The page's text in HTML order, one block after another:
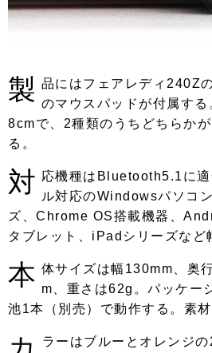
製 品にはフェアレディ240Z
のマウスパッドが付属す
8cmで、2種類のうちどちらか
る。
対 応機種はBluetooth5.1に
ル対応のWindowsパソコ
ズ、Chrome OS搭載機器、
タブレット、iPadシリーズなど
本 体サイズは幅130mm、奥
m、重さは62g。パッケー
池1本（別売）で動作する。素
ラーはブルーとオレンジ